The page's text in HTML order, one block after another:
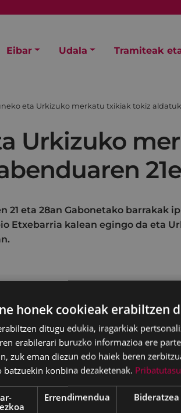
Eibar Udala Tramiteak
eta Urkizuko merkatu txikiak tokiz
Urkizuko
21 eta 28an Gabonetako barrakak
Etxebarria kalean egingo da eta
honek cookieak erabiltzen
ditugu edukia, iragarkiak
erabilerari buruzko informazioa ere
zuk eman diezun edo haiek beren
batzuekin konbina dezaketenak.
Errendimendua Bideratzea